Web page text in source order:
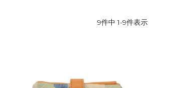
9件中 1-9件表示